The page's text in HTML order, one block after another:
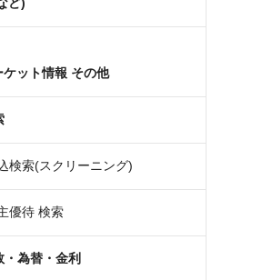
ケット情報 その他
検索(スクリーニング)
優待 検索
・為替・金利